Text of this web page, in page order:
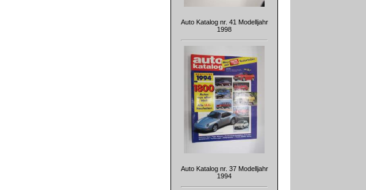
Auto Katalog nr. 41 Modelljahr
1998
Auto Katalog nr. 37 Modelljahr
1994